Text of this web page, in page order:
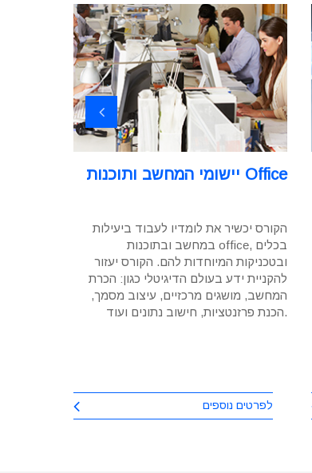
יישומי המחשב ותוכנות Office
הקורס יכשיר את לומדיו לעבוד ביעילות
במחשב ובתוכנות office, בכלים
ובטכניקות המיוחדות להם. הקורס יעזור
להקניית ידע בעולם הדיגיטלי כגון: הכרת
המחשב, מושגים מרכזיים, עיצוב מסמך,
הכנת פרזנטציות, חישוב נתונים ועוד.
לפרטים נוספים